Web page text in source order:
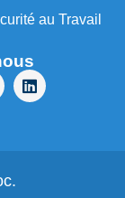
au Travail